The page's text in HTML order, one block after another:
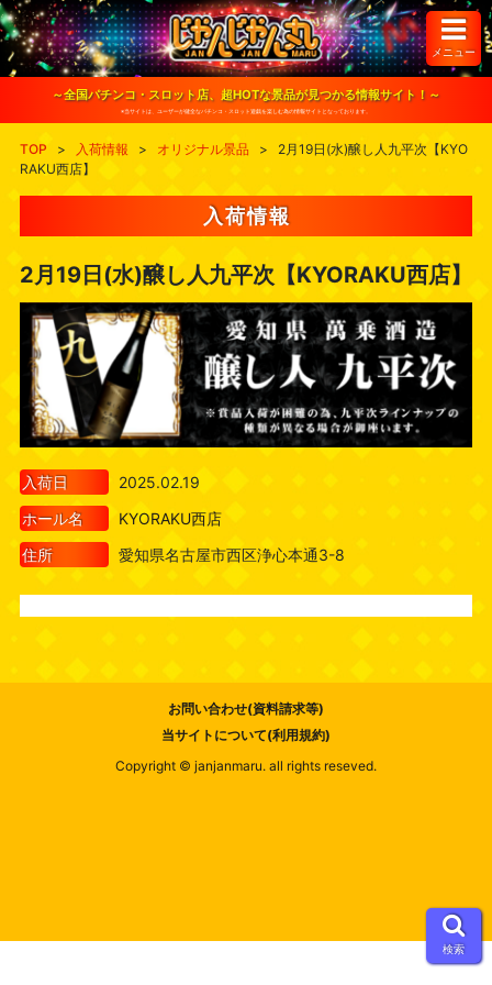
S
k
i
o
メニュー
～全国パチンコ・スロット店、超HOTな景品が見つかる情報サイト！～
※当サイトは、ユーザーが健全なパチンコ・スロット遊戯を楽しむ為の情報サイトとなっております。
TOP > 入荷情報 > オリジナル景品 >
2月19日(水)醸し人九平次【KYO
RAKU西店】
入荷情報
2月19日(水)醸し人九平次【KYORAKU西店】
入荷日
2025.02.19
ホール名
KYORAKU西店
住所
愛知県名古屋市西区浄心本通3-8
お問い合わせ(資料請求等)
当サイトについて(利用規約)
Copyright © janjanmaru. all rights reseved.
検索